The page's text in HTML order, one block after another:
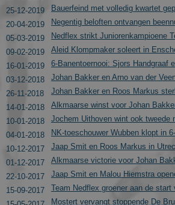
25-12-2019
Bauerfeind met volledig kwartet
20-04-2019
Negentig beloften ontvangen
05-03-2019
Nedflex strikt Juniorenkampioene
09-02-2019
Aleid Klompmaker soleert in
16-01-2019
6-Banentoernooi: Sjors Handgraaf
03-12-2018
Johan Bakker en Arno van der
26-11-2018
Johan Bakker en Roos Markus
14-01-2018
Alkmaarse winst voor Johan
10-01-2018
Jochem Uithoven wint ook tweede
04-01-2018
NK-toeschouwer Wubben klopt in
10-12-2017
Jaap Smit en Roos Markus in
01-12-2017
Alkmaarse victorie voor Johan
22-10-2017
Jaap Smit en Malou Hiemstra
15-09-2017
Team Nedflex groener aan de start
Mostert vervangt stoppende De